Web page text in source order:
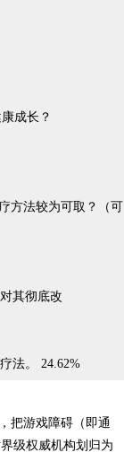
成长？
方法较为可取？（可
其彻底改
法。 24.62%
把游戏障碍（即通
级权威机构划归为